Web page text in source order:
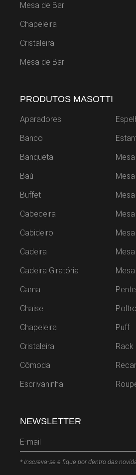
Mesa de Bar
Chapeleira
Cristaleira
Mesa de Bar
PRODUTOS MASOTTI
Aparadores
Banco
Banqueta
Baú
Buffet
Cabeceira
Cabideiro
Cadeira
Cadeira Giratória
Cama
Chaise
Chapeleira
Cristaleira
Cômoda
Escrivaninha
Puff
Rack
NEWSLETTER
* Inscreva-se e fique por dentro das